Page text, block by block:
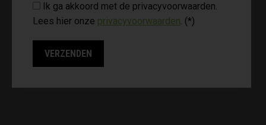
Ik ga akkoord met de privacyvoorwaarden.
Lees hier onze privacyvoorwaarden. (*)